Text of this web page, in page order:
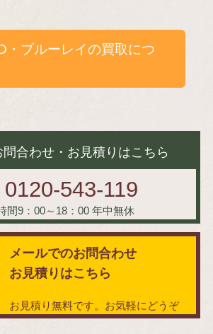
・ブルーレイの買取につ
合わせ・お見積りはこちら
0120-543-119
間9：00～18：00 年中無休
メールでのお問合わせ
お見積りはこちら
お見積り無料です。お気軽にどうぞ